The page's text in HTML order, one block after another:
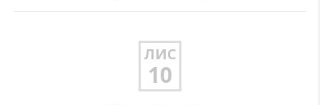
ЛИС
10